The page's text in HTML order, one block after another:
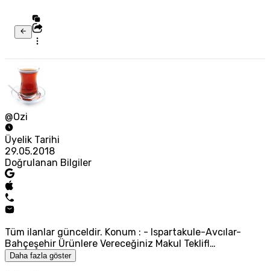
@Ozi
Üyelik Tarihi
29.05.2018
Doğrulanan Bilgiler
Tüm ilanlar günceldir. Konum : - Ispartakule-Avcılar-
Bahçeşehir Ürünlere Vereceğiniz Makul Teklifl…
Daha fazla göster